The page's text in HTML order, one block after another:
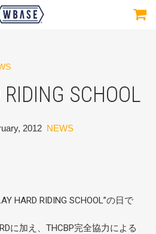
SCHOOL
2012 NEWS
HARD RIDING SCHOOL”の日で
に加え、THCBP完全協力による